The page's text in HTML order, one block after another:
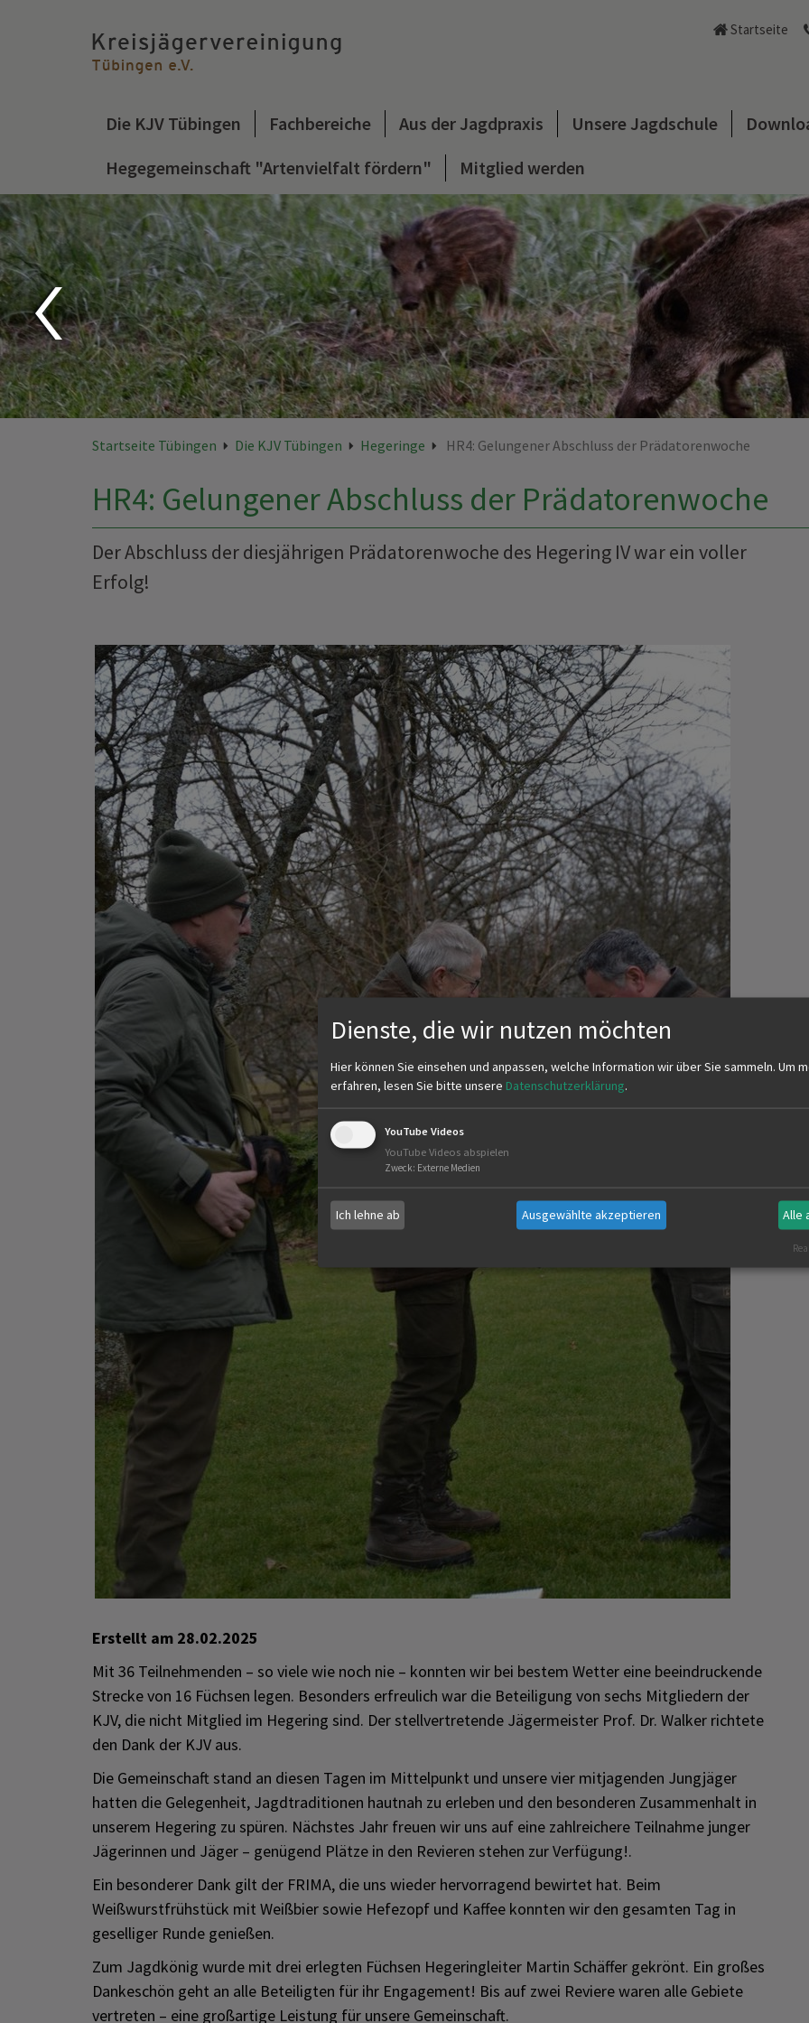
Startseite
Die KJV Tübingen Fachbereiche Aus der Jagdpraxis Unsere Jagdschule
Hegegemeinschaft "Artenvielfalt fördern"
Mitglied werden
Startseite Tübingen Die KJV Tübingen Hegeringe HR4: Gelungener Abschluss der Prädatorenwoche
HR4: Gelungener Abschluss der Prädatorenwoche
Der Abschluss der diesjährigen Prädatorenwoche des Hegering IV war ein voller
Erfolg!
Erstellt am 28.02.2025
Mit 36 Teilnehmenden – so viele wie noch nie – konnten wir bei bestem Wetter eine beeindruckende
Strecke von 16 Füchsen legen. Besonders erfreulich war die Beteiligung von sechs Mitgliedern der
KJV, die nicht Mitglied im Hegering sind. Der stellvertretende Jägermeister Prof. Dr. Walker richtete
den Dank der KJV aus.
Die Gemeinschaft stand an diesen Tagen im Mittelpunkt und unsere vier mitjagenden Jungjäger
hatten die Gelegenheit, Jagdtraditionen hautnah zu erleben und den besonderen Zusammenhalt in
unserem Hegering zu spüren. Nächstes Jahr freuen wir uns auf eine zahlreichere Teilnahme junger
Jägerinnen und Jäger – genügend Plätze in den Revieren stehen zur Verfügung!.
Ein besonderer Dank gilt der FRIMA, die uns wieder hervorragend bewirtet hat. Beim
Weißwurstfrühstück mit Weißbier sowie Hefezopf und Kaffee konnten wir den gesamten Tag in
geselliger Runde genießen.
Zum Jagdkönig wurde mit drei erlegten Füchsen Hegeringleiter Martin Schäffer gekrönt. Ein großes
Dankeschön geht an alle Beteiligten für ihr Engagement! Bis auf zwei Reviere waren alle Gebiete
vertreten – eine großartige Leistung für unsere Gemeinschaft.
Dienste, die wir nutzen möchten
Hier können Sie einsehen und anpassen, welche Information wir über Sie sammeln. Um
erfahren, lesen Sie bitte unsere Datenschutzerklärung.
YouTube Videos
YouTube Videos abspielen
Zweck: Externe Medien
Ich lehne ab Ausgewählte akzeptieren Alle